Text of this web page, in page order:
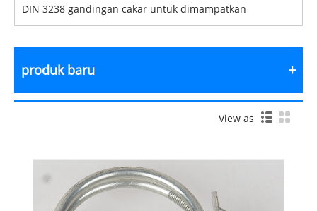
DIN 3238 gandingan cakar untuk dimampatkan
produk baru
View as